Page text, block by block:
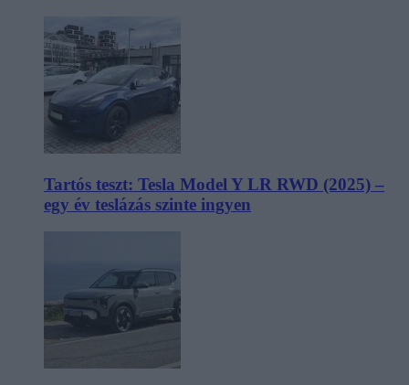
Tartós teszt: Tesla Model Y LR RWD (2025) –
egy év teslázás szinte ingyen